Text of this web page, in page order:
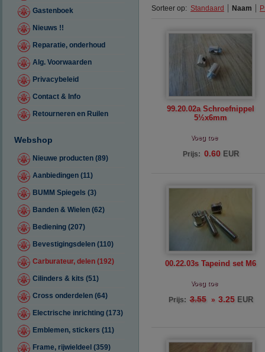
Gastenboek
Nieuws !!
Reparatie, onderhoud
Alg. Voorwaarden
Privacybeleid
Contact & Info
Retourneren en Ruilen
Webshop
Nieuwe producten (89)
Aanbiedingen (11)
BUMM Spiegels (3)
Banden & Wielen (62)
Bediening (207)
Bevestigingsdelen (110)
Carburateur, delen (192)
Cilinders & kits (51)
Cross onderdelen (64)
Electrische inrichting (173)
Emblemen, stickers (11)
Frame, rijwieldeel (359)
Sorteer op: Standaard Naam
99.20.02a Schroefnippel
5½x6mm
Voeg toe
Prijs: 0.60 EUR
00.22.03s Tapeind set M6
Voeg toe
Prijs: 3.55 » 3.25 EUR